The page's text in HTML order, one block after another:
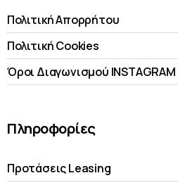
Πολιτική Απορρήτου
Πολιτική Cookies
Όροι Διαγωνισμού INSTAGRAM
Πληροφορίες
Προτάσεις Leasing